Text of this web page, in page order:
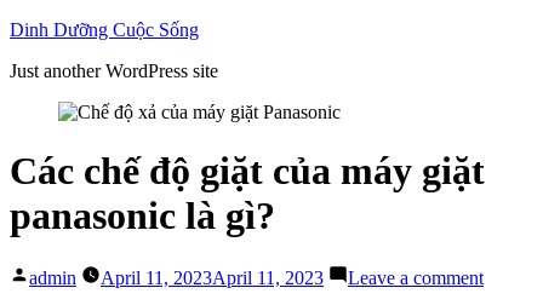
Skip
content
Dinh Dưỡng Cuộc Sống
Just another WordPress site
Các chế độ giặt của máy giặt
panasonic là gì?
Posted
admin April 11, 2023April 11, 2023 Leave a commenton